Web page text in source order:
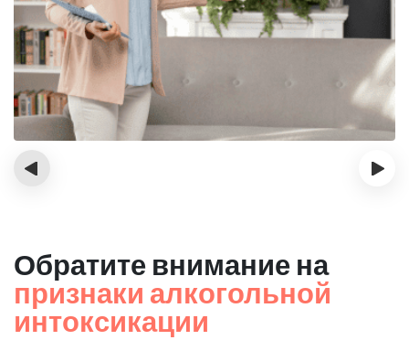
‹ ›
Обратите внимание на
признаки алкогольной
интоксикации